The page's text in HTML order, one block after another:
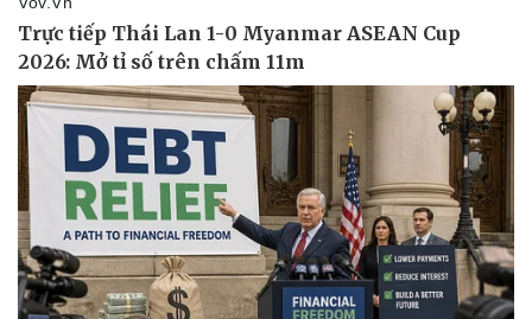
Vì cộng đồng
Chuyển đổi số